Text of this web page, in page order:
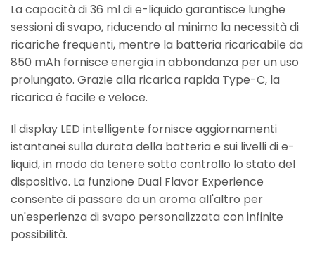
La capacità di 36 ml di e-liquido garantisce lunghe
sessioni di svapo, riducendo al minimo la necessità di
ricariche frequenti, mentre la batteria ricaricabile da
850 mAh fornisce energia in abbondanza per un uso
prolungato. Grazie alla ricarica rapida Type-C, la
ricarica è facile e veloce.
Il display LED intelligente fornisce aggiornamenti
istantanei sulla durata della batteria e sui livelli di e-
liquid, in modo da tenere sotto controllo lo stato del
dispositivo. La funzione Dual Flavor Experience
consente di passare da un aroma all'altro per
un'esperienza di svapo personalizzata con infinite
possibilità.